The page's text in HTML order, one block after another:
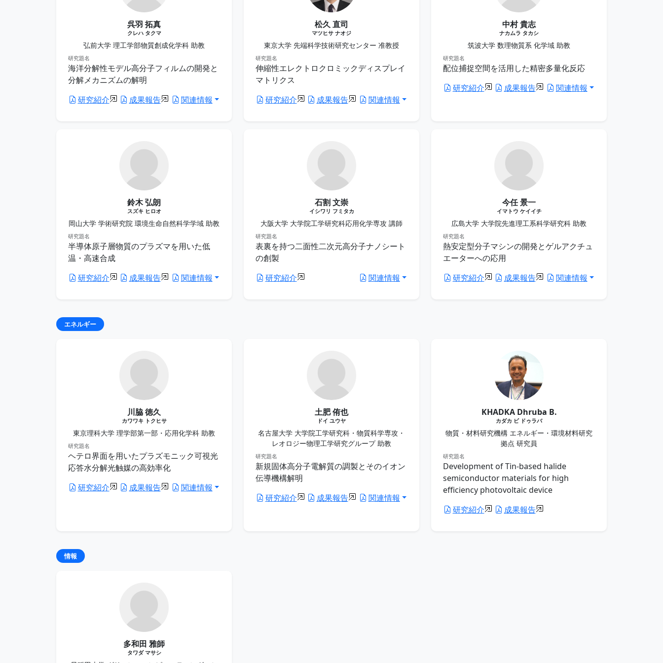
呉羽 拓真
クレハ タクマ
弘前大学 理工学部物質創成化学科 助教
研究題名
海洋分解性モデル高分子フィルムの開発と
分解メカニズムの解明
研究紹介
成果報告 関連情報
松久 直司
マツヒサ ナオジ
東京大学 先端科学技術研究センター 准教授
研究題名
伸縮性エレクトロクロミックディスプレイ
マトリクス
研究紹介
成果報告 関連情報
中村 貴志
ナカムラ タカシ
筑波大学 数理物質系 化学域 助教
研究題名
配位捕捉空間を活用した精密多量化反応
研究紹介
成果報告 関連情報
鈴木 弘朗
スズキ ヒロオ
岡山大学 学術研究院 環境生命自然科学学域 助教
研究題名
半導体原子層物質のプラズマを用いた低
温・高速合成
研究紹介
成果報告 関連情報
石割 文崇
イシワリ フミタカ
大阪大学 大学院工学研究科応用化学専攻 講師
研究題名
表裏を持つ二面性二次元高分子ナノシート
の創製
研究紹介
関連情報
今任 景一
イマトウ ケイイチ
広島大学 大学院先進理工系科学研究科 助教
研究題名
熱安定型分子マシンの開発とゲルアクチュ
エーターへの応用
研究紹介
成果報告 関連情報
エネルギー
川脇 徳久
カワワキ トクヒサ
東京理科大学 理学部第一部・応用化学科 助教
研究題名
ヘテロ界面を用いたプラズモニック可視光
応答水分解光触媒の高効率化
研究紹介
成果報告 関連情報
土肥 侑也
ドイ ユウヤ
名古屋大学 大学院工学研究科・物質科学専攻・
レオロジー物理工学研究グループ 助教
研究題名
新規固体高分子電解質の調製とそのイオン
伝導機構解明
研究紹介
成果報告 関連情報
KHADKA Dhruba B.
カダカ ビ ドゥラバ
物質・材料研究機構 エネルギー・環境材料研究
拠点 研究員
研究題名
Development of Tin-based halide
semiconductor materials for high
efficiency photovoltaic device
研究紹介
成果報告
情報
多和田 雅師
タワダ マサシ